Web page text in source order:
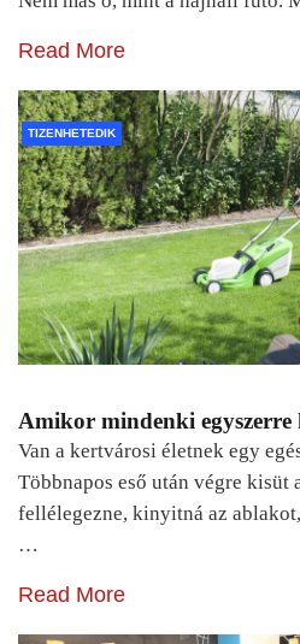
Read More
TIZENHETEDIK
Amikor mindenki
Van a kertvárosi életnek egy
Többnapos eső után végre kisüt
fellélegezne, kinyitná az
…
Read More